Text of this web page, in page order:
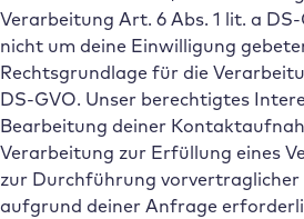
Verarbeitung Art. 6 Abs. 1 lit. a
nicht um deine Einwilligung
Rechtsgrundlage für die
DS-GVO. Unser berechtigtes
Bearbeitung deiner
Verarbeitung zur Erfüllung eines
zur Durchführung vorvertraglicher
aufgrund deiner Anfrage